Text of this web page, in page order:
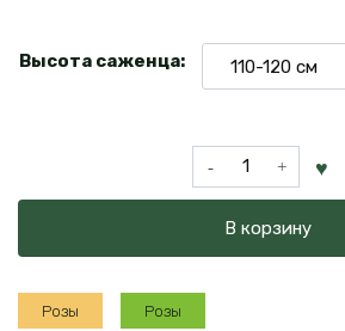
Высота саженца:
Количество
товара
штамбовая
Минерва
В корзину
Розы Розы